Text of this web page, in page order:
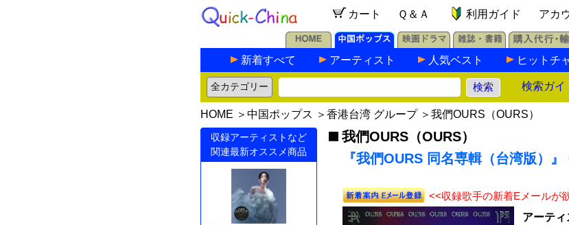
カート Ｑ＆Ａ 利用ガイド アカ
新着すべて アーティスト 人気ベスト ヒットチ
検索ガイ
HOME ＞ 中国ポップス ＞ 香港台湾 グループ＞ 我們OURS（OURS）
収録アーティストなど
関連最新オススメ商品
我們OURS（OURS）
『我們OURS 同名専輯（台湾版）』
<<収録歌手の新着Eメールが
アーティ